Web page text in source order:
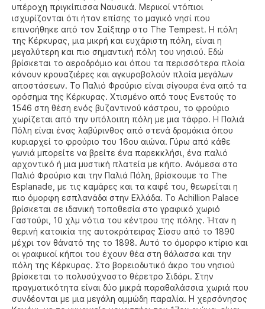
υπέροχη πριγκίπισσα Ναυσικά. Μερικοί ντόπιοι
ισχυρίζονται ότι ήταν επίσης το μαγικό νησί που
επινοήθηκε από τον Σαίξπηρ στο The Tempest. Η πόλη
της Κέρκυρας, μια μικρή και ευχάριστη πόλη, είναι η
μεγαλύτερη και πιο σημαντική πόλη του νησιού. Εδώ
βρίσκεται το αεροδρόμιο και όπου τα περισσότερα πλοία
κάνουν κρουαζιέρες και αγκυροβολούν πλοία μεγάλων
αποστάσεων. Το Παλιό Φρούριο είναι σίγουρα ένα από τα
ορόσημα της Κέρκυρας. Χτισμένο από τους Ενετούς το
1546 στη θέση ενός βυζαντινού κάστρου, το φρούριο
χωρίζεται από την υπόλοιπη πόλη με μια τάφρο. Η Παλιά
Πόλη είναι ένας λαβύρινθος από στενά δρομάκια όπου
κυριαρχεί το φρούριο του 16ου αιώνα. Γύρω από κάθε
γωνιά μπορείτε να βρείτε ένα παρεκκλήσι, ένα παλιό
αρχοντικό ή μια μυστική πλατεία με κήπο. Ανάμεσα στο
Παλιό Φρούριο και την Παλιά Πόλη, βρίσκουμε το The
Esplanade, με τις καμάρες και τα καφέ του, θεωρείται η
πιο όμορφη εσπλανάδα στην Ελλάδα. Το Achillion Palace
βρίσκεται σε ιδανική τοποθεσία στο γραφικό χωριό
Γαστούρι, 10 χλμ νότια του κέντρου της πόλης. Ήταν η
θερινή κατοικία της αυτοκράτειρας Σίσσυ από το 1890
μέχρι τον θάνατό της το 1898. Αυτό το όμορφο κτίριο και
οι γραφικοί κήποι του έχουν θέα στη θάλασσα και την
πόλη της Κέρκυρας. Στο βορειοδυτικό άκρο του νησιού
βρίσκεται το πολυσύχναστο θέρετρο Σιδάρι. Στην
πραγματικότητα είναι δύο μικρά παραθαλάσσια χωριά που
συνδέονται με μια μεγάλη αμμώδη παραλία. Η χερσόνησος